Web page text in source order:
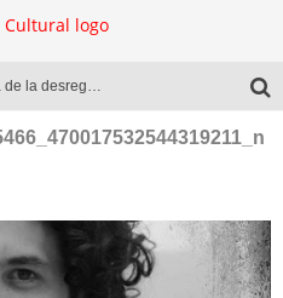
El libro en la mira de la desregulación
llovedor
Acapulco
La nieve